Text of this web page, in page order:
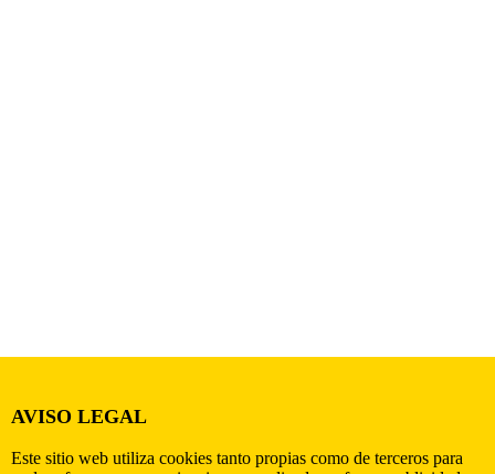
AVISO LEGAL
Este sitio web utiliza cookies tanto propias como de terceros para